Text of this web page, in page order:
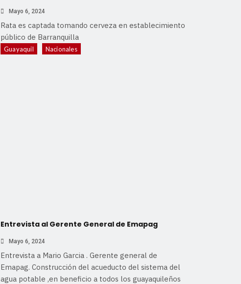
Mayo 6, 2024
Rata es captada tomando cerveza en establecimiento
público de Barranquilla
Guayaquil Nacionales
Entrevista al Gerente General de Emapag
Mayo 6, 2024
Entrevista a Mario Garcia . Gerente general de
Emapag. Construcción del acueducto del sistema del
agua potable ,en beneficio a todos los guayaquileños